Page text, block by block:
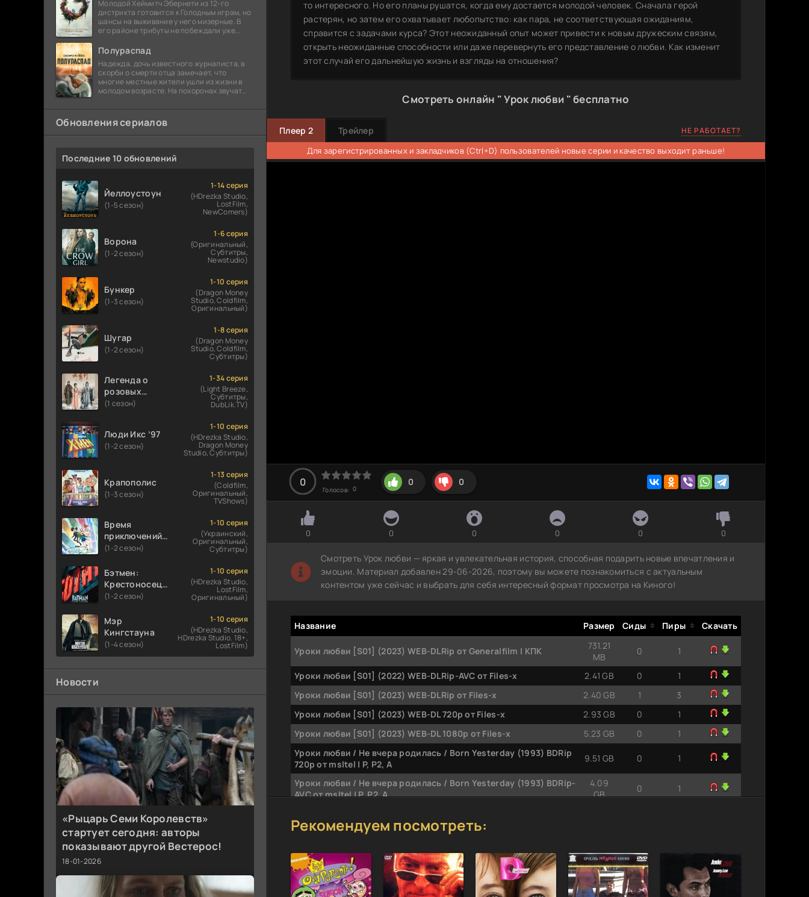
Молодой Хеймитч Эбернети из 12-го
дистрикта готовится к Голодным играм, но
шансы на выживание у него мизерные. В
его районе трибуты не побеждали уже
безнадежности.
Полураспад
Надежда, дочь известного журналиста, в
скорби о смерти отца замечает, что
многие местные жители ушли из жизни в
молодом возрасте. На похоронах звучат
Обновления сериалов
Последние 10 обновлений
Йеллоустоун
(1-5 сезон)
1-14 серия
(HDrezka Studio,
LostFilm,
NewComers)
Ворона
(1-2 сезон)
1-6 серия
(Оригинальный,
Субтитры,
Newstudio)
Бункер
(1-3 сезон)
1-10 серия
(Dragon Money
Studio, Coldfilm,
Оригинальный)
Шугар
(1-2 сезон)
1-8 серия
(Dragon Money
Studio, Coldfilm,
Субтитры)
Легенда о
розовых
облаках
(1 сезон)
1-34 серия
(Light Breeze,
Субтитры,
DubLik.TV)
Люди Икс ’97
(1-2 сезон)
1-10 серия
(HDrezka Studio,
Dragon Money
Studio, Субтитры)
Крапополис
(1-3 сезон)
1-13 серия
(Coldfilm,
Оригинальный,
TVShows)
Время
приключений:
Фионна и Кейк
(1-2 сезон)
1-10 серия
(Украинский,
Оригинальный,
Субтитры)
Бэтмен:
Крестоносец в
плаще
(1-2 сезон)
1-10 серия
(HDrezka Studio,
LostFilm,
Оригинальный)
Мэр
Кингстауна
(1-4 сезон)
1-10 серия
(HDrezka Studio,
HDrezka Studio. 18+,
LostFilm)
Новости
«Рыцарь Семи Королевств»
стартует сегодня: авторы
показывают другой Вестерос!
18-01-2026
то интересного. Но его планы рушатся, когда ему достается молодой человек. Сначала герой
растерян, но затем его охватывает любопытство: как пара, не соответствующая ожиданиям,
справится с задачами курса? Этот неожиданный опыт может привести к новым дружеским связям,
открыть неожиданные способности или даже перевернуть его представление о любви. Как изменит
этот случай его дальнейшую жизнь и взгляды на отношения?
Смотреть онлайн " Урок любви " бесплатно
Плеер 2 Трейлер НЕ РАБОТАЕТ?
Для зарегистрированных и закладчиков (Ctrl+D) пользователей новые серии и качество выходит раньше!
0
Голосов: 0
0 0
0 0 0 0 0 0
Смотреть Урок любви — яркая и увлекательная история, способная подарить новые впечатления и
эмоции. Материал добавлен 29-06-2026, поэтому вы можете познакомиться с актуальным
контентом уже сейчас и выбрать для себя интересный формат просмотра на Киного!
Название Размер Сиды Пиры Скачать
Уроки любви [S01] (2023) WEB-DLRip от Generalfilm | КПК
731.21
MB
0 1
Уроки любви [S01] (2022) WEB-DLRip-AVC от Files-х 2.41 GB 0
1
Уроки любви [S01] (2023) WEB-DLRip от Files-x
2.40 GB 1
3
Уроки любви [S01] (2023) WEB-DL 720p от Files-x
2.93 GB 0
1
Уроки любви [S01] (2023) WEB-DL 1080p от Files-x
5.23 GB 0
1
Уроки любви / Не вчера родилась / Born Yesterday (1993) BDRip
720p от msltel | P, P2, A
9.51 GB 0 1
Уроки любви / Не вчера родилась / Born Yesterday (1993) BDRip-
AVC от msltel | P, P2, A
4.09
GB
0 1
1080p | P, P2, A
Урок любви / En lektion i krlek (1954) BDRip-AVC от msltel | P2, L1
3.05 GB 0
Уроки любви / Guinevere (1999) WEB-DLRip от Koenig
1.45 GB 0 1
Рекомендуем посмотреть: